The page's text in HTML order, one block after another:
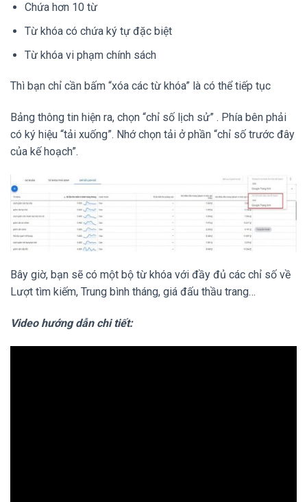
Chứa hơn 10 từ
Từ khóa có chứa ký tự đặc biệt
Từ khóa vi phạm chính sách
Thì bạn chỉ cần bấm “xóa các từ khóa” là có thể tiếp tục
Bảng thông tin hiện ra, chọn “chỉ số lịch sử” . Phía bên phải
có ký hiệu “tải xuống”. Nhớ chọn tải ở phần “chỉ số trước đây
của kế hoạch”.
Bây giờ, bạn sẽ có một bộ từ khóa với đầy đủ các chỉ số về
Lượt tìm kiếm, Trung bình tháng, giá đấu thầu trang…
Video hướng dẫn chi tiết: